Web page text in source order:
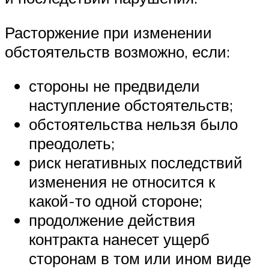
Расторжение при изменении
обстоятельств возможно, если:
стороны не предвидели
наступление обстоятельств;
обстоятельства нельзя было
преодолеть;
риск негативных последствий
изменения не относится к
какой-то одной стороне;
продолжение действия
контракта нанесет ущерб
сторонам в том или ином виде